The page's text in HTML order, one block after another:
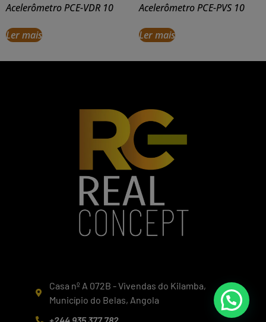
Acelerômetro PCE-VDR 10
Ler mais
Acelerômetro PCE-PVS 10
Ler mais
Casa nº A 072B - Vivendas do Kilamba,
Município do Belas, Angola